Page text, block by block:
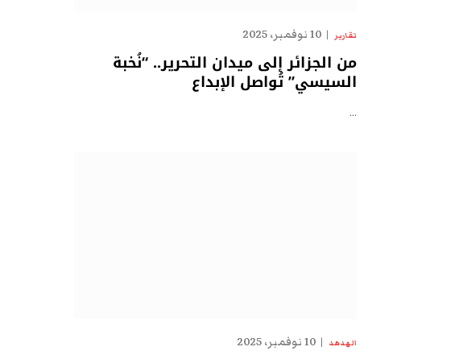
تقارير 10 نوفمبر، 2025
من الجزائر إلى ميدان التحرير.. “نُخبة
السيسي” تُواصل الإبداع
…
الهدهد 10 نوفمبر، 2025